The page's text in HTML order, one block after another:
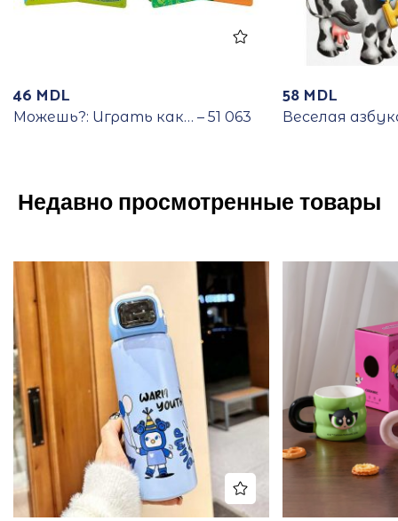
46 MDL
Можешь?: Играть как… – 51 063
58 MDL
Веселая
Недавно просмотренные товары